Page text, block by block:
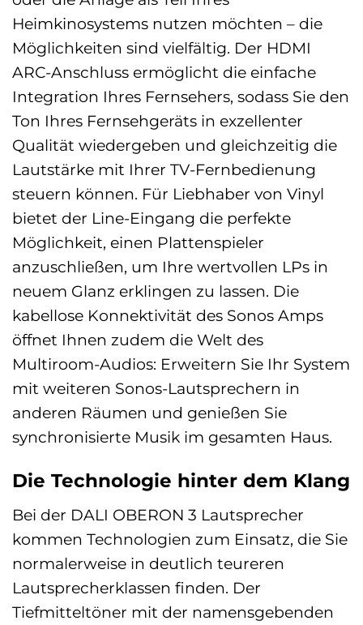
Heimkinosystems nutzen möchten – die
Möglichkeiten sind vielfältig. Der HDMI
ARC-Anschluss ermöglicht die einfache
Integration Ihres Fernsehers, sodass Sie den
Ton Ihres Fernsehgeräts in exzellenter
Qualität wiedergeben und gleichzeitig die
Lautstärke mit Ihrer TV-Fernbedienung
steuern können. Für Liebhaber von Vinyl
bietet der Line-Eingang die perfekte
Möglichkeit, einen Plattenspieler
anzuschließen, um Ihre wertvollen LPs in
neuem Glanz erklingen zu lassen. Die
kabellose Konnektivität des Sonos Amps
öffnet Ihnen zudem die Welt des
Multiroom-Audios: Erweitern Sie Ihr System
mit weiteren Sonos-Lautsprechern in
anderen Räumen und genießen Sie
synchronisierte Musik im gesamten Haus.
Die Technologie hinter dem Klang
Bei der DALI OBERON 3 Lautsprecher
kommen Technologien zum Einsatz, die Sie
normalerweise in deutlich teureren
Lautsprecherklassen finden. Der
Tiefmitteltöner mit der namensgebenden